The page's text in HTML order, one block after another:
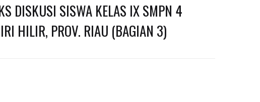
DISKUSI SISWA KELAS IX SMPN 4
HILIR, PROV. RIAU (BAGIAN 3)